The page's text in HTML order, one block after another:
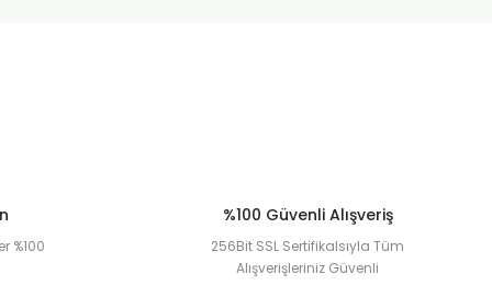
%100
%100 Güvenli Alışveriş
256Bit SSL Sertifikalsıyla Tüm
Alışverişleriniz Güvenli